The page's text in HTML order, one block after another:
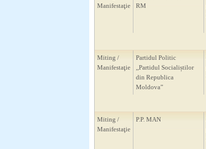
Manifestaţie
RM
Miting /
Manifestaţie
Partidul Politic
,,Partidul Socialiștilor
din Republica
Moldova”
Miting /
Manifestaţie
P.P. MAN